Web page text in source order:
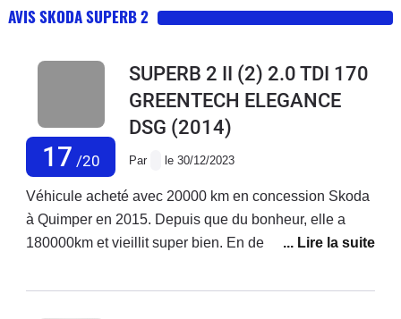
AVIS SKODA SUPERB 2
17 /20
SUPERB 2 II (2) 2.0 TDI 170
GREENTECH ELEGANCE
DSG (2014)
Par le 30/12/2023
Véhicule acheté avec 20000 km en concession Skoda
à Quimper en 2015. Depuis que du bonheur, elle a
180000km et vieillit super bien. En dehors des
fin de la garantie j’ai changé une fois les plaquettes de